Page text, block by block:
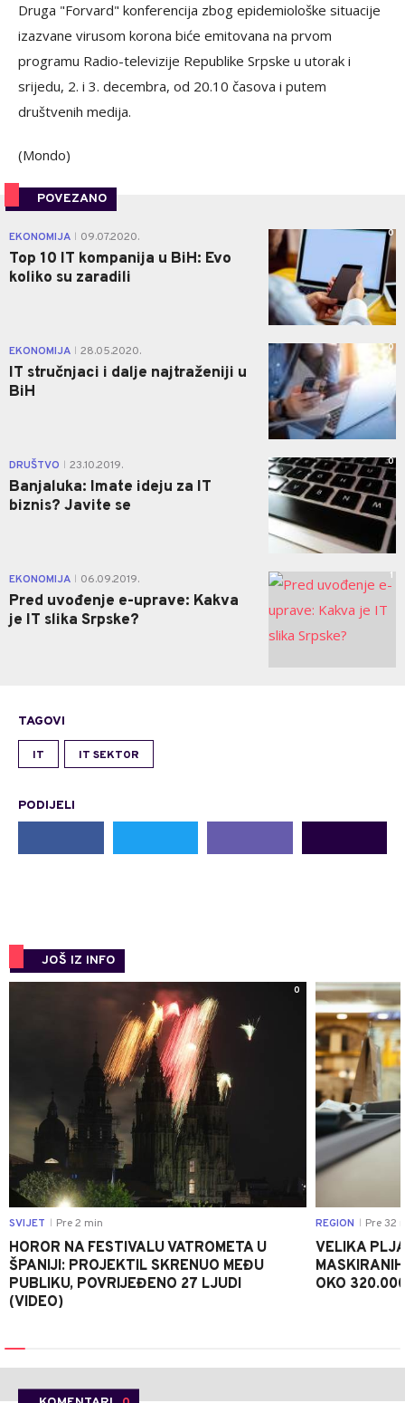
Druga "Forvard" konferencija zbog epidemiološke situacije
izazvane virusom korona biće emitovana na prvom
programu Radio-televizije Republike Srpske u utorak i
srijedu, 2. i 3. decembra, od 20.10 časova i putem
društvenih medija.
(Mondo)
POVEZANO
EKONOMIJA 09.07.2020.
Top 10 IT kompanija u BiH: Evo
koliko su zaradili
0
EKONOMIJA 28.05.2020.
IT stručnjaci i dalje najtraženiji u
BiH
0
DRUŠTVO 23.10.2019.
Banjaluka: Imate ideju za IT
biznis? Javite se
0
EKONOMIJA 06.09.2019.
Pred uvođenje e-uprave: Kakva
je IT slika Srpske?
1
TAGOVI
IT IT SEKTOR
PODIJELI
JOŠ IZ INFO
0
SVIJET Pre 2 min
HOROR NA FESTIVALU VATROMETA U
ŠPANIJI: PROJEKTIL SKRENUO MEĐU
PUBLIKU, POVRIJEĐENO 27 LJUDI
(VIDEO)
REGION Pre 32
VELIKA
OKO